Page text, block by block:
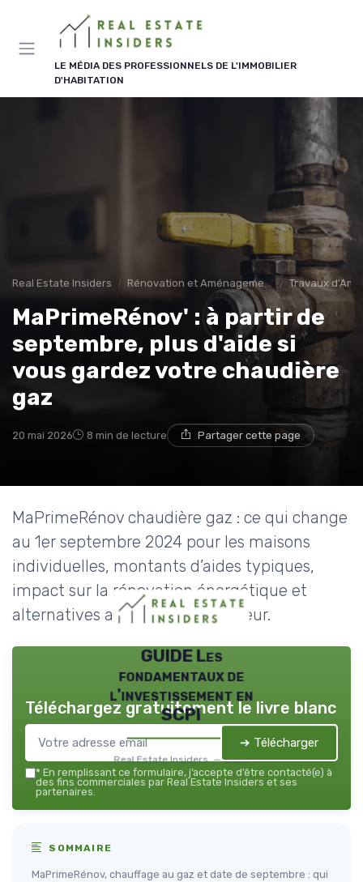
LE MÉDIA DES PROFESSIONNELS DE L'IMMOBILIER
D'HABITATION
Real Estate Insiders Rénovation et Aménagement Travaux
MaPrimeRénov' : à partir de
septembre, plus d'aide si
vous gardez votre chaudière
gaz
20 mai 2026 8 min de lecture Partager cette page
MaPrimeRénov chaudière gaz : ce qui change
au 1er septembre 2024 pour les maisons
individuelles, montants d’aides typiques,
impact sur la rénovation énergétique et
alternatives avec pompe à chaleur.
GUIDE Les
fondamentaux de
l'investissement en
SCPI
Real Estate Insiders — 2026
Téléchargez gratuitement le livre blanc
➔ Télécharger
* En remplissant ce formulaire, j’accepte d’être contacté(e) à
des fins commerciales par Real Estate Insiders et ses
partenaires.
SOMMAIRE
MaPrimeRénov, chauffage au gaz et date de septembre : qui